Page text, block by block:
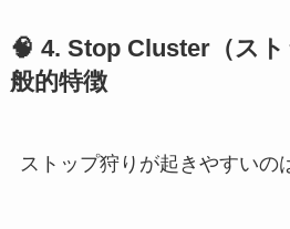
🧠 4. Stop Cluster（ス
般的特徴
ストップ狩りが起きやすいの